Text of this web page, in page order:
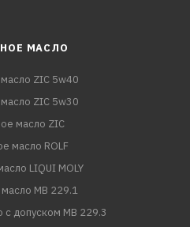
МАСЛО
ZIC 5w40
ZIC 5w30
масло ZIC
масло ROLF
LIQUI MOLY
MB 229.1
допуском MB 229.3